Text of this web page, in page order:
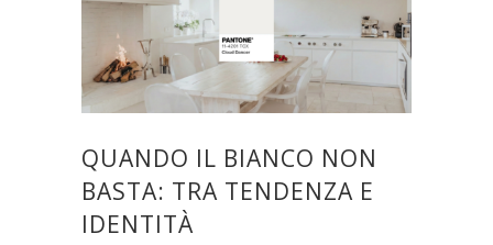
QUANDO IL BIANCO NON
BASTA: TRA TENDENZA E
IDENTITÀ